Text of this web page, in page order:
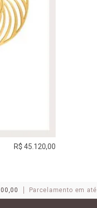
R$ 45.120,00
Parcelamento em até